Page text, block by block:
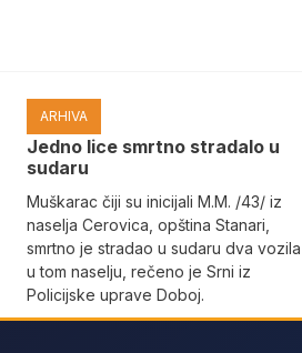
ARHIVA
Јedno lice smrtno stradalo u
sudaru
Muškarac čiji su inicijali M.M. /43/ iz
naselja Cerovica, opština Stanari,
smrtno je stradao u sudaru dva vozila
u tom naselju, rečeno je Srni iz
Policijske uprave Doboj.